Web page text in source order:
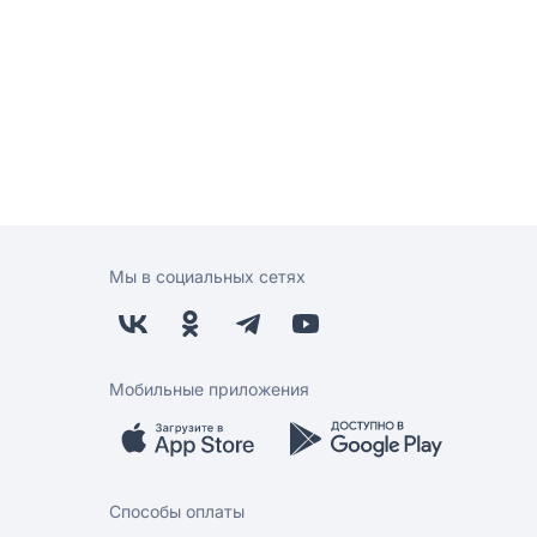
Мы в социальных сетях
Мобильные приложения
Способы оплаты